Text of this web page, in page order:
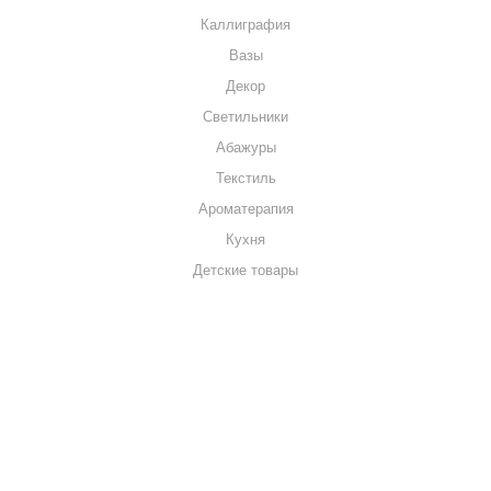
Каллиграфия
Вазы
Декор
Светильники
Абажуры
Текстиль
Ароматерапия
Кухня
Детские товары